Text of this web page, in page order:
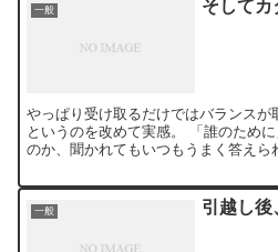
一般 そしてカ
やっぱり受け取るだけではバランスが
というのを改めて実感。 「誰のため
のか、聞かれてもいつもうまく答えら
一般 引越し後